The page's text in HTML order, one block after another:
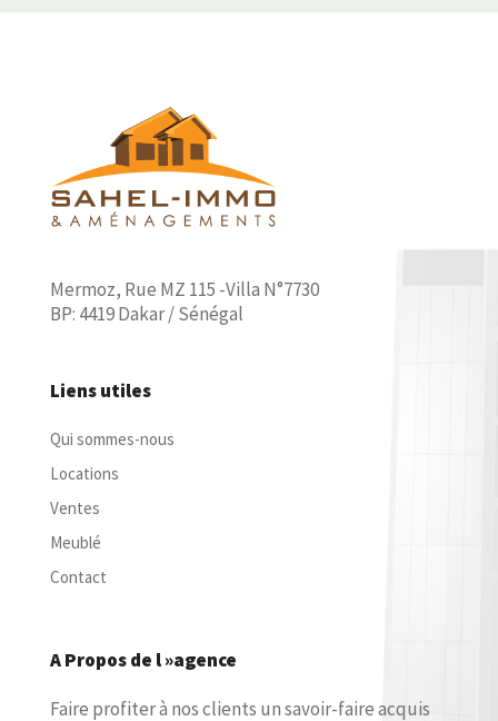
Mermoz, Rue MZ 115 -Villa N°7730
BP: 4419 Dakar / Sénégal
Liens utiles
Qui sommes-nous
Locations
Ventes
Meublé
Contact
A Propos de l »agence
Faire profiter à nos clients un savoir-faire acquis